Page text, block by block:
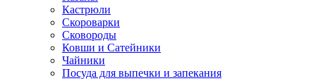
Кастрюли
Скороварки
Сковороды
Ковши и Сатейники
Чайники
Посуда для выпечки и запекания